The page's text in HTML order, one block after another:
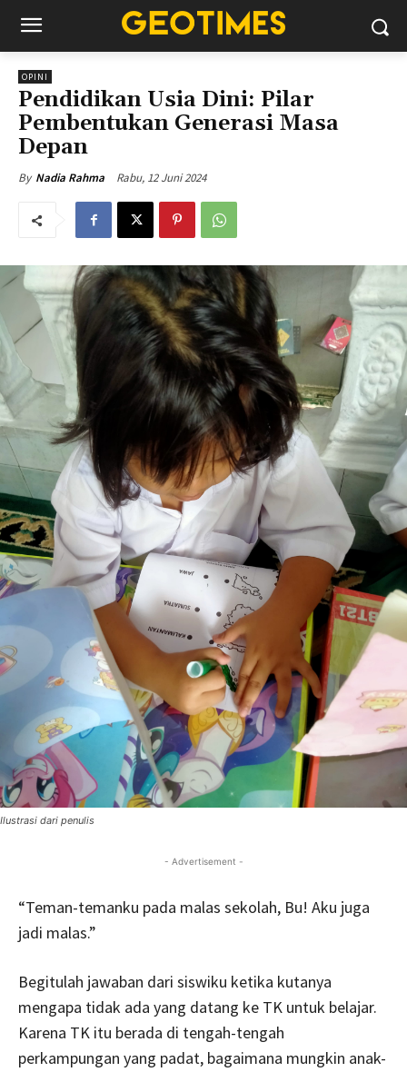
OPINI
Pendidikan Usia Dini: Pilar
Pembentukan Generasi Masa
Depan
By Nadia Rahma Rabu, 12 Juni 2024
Ilustrasi dari penulis
- Advertisement -
“Teman-temanku pada malas sekolah, Bu! Aku juga
jadi malas.”
Begitulah jawaban dari siswiku ketika kutanya
mengapa tidak ada yang datang ke TK untuk belajar.
Karena TK itu berada di tengah-tengah
perkampungan yang padat, bagaimana mungkin anak-